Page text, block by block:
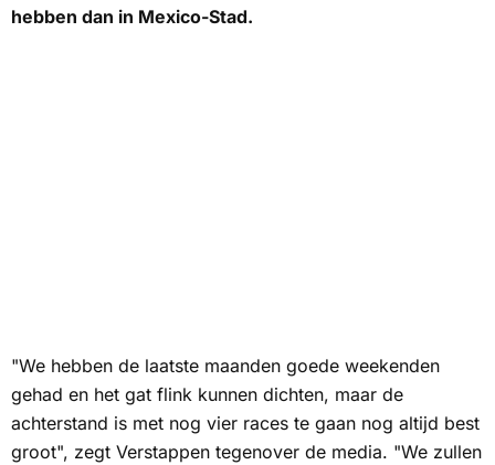
hebben dan in Mexico-Stad.
"We hebben de laatste maanden goede weekenden
gehad en het gat flink kunnen dichten, maar de
achterstand is met nog vier races te gaan nog altijd best
groot", zegt Verstappen tegenover de media. "We zullen